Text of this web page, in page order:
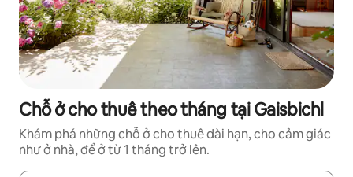
Chỗ ở cho thuê theo tháng tại Gaisbichl
Khám phá những chỗ ở cho thuê dài hạn, cho cảm giác
như ở nhà, để ở từ 1 tháng trở lên.